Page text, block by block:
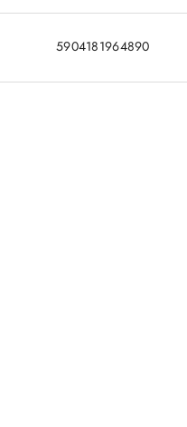
5904181964890